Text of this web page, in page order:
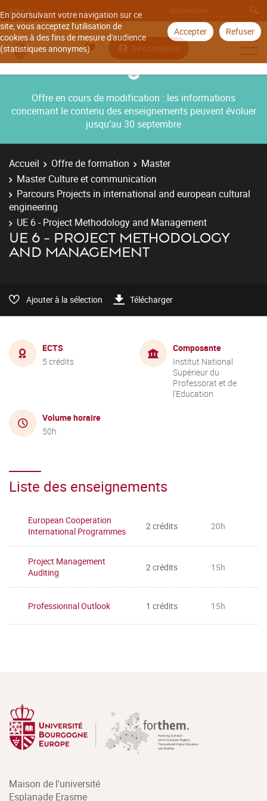
En poursuivant votre navigation sur ce
site, vous acceptez l'utilisation de
cookies à des fins de mesure d'audience
(statistiques anonymes).
Accepter Refuser
Aller à
Se connecter
Offre en cours de modification : les informations
concernant le contenu des enseignements peuvent évoluer
jusqu’au 30 septembre
Accueil Offre de formation
Master
Master Culture et communication
Parcours Projects in international and european cultural
engineering
UE 6 - Project Methodology and Management
UE 6 - PROJECT METHODOLOGY
AND MANAGEMENT
Ajouter à la sélection Télécharger
ECTS
5 crédits
Composante
Institut National
Supérieur du
Professorat et de
l'Education
Volume horaire
50h
Liste des enseignements
European Cooperation
International Programmes
2 crédits 20h
Project Management
Auditing
2 crédits 15h
Professionnal Outlook 1 crédits 15h
Maison de l'université
Esplanade Erasme